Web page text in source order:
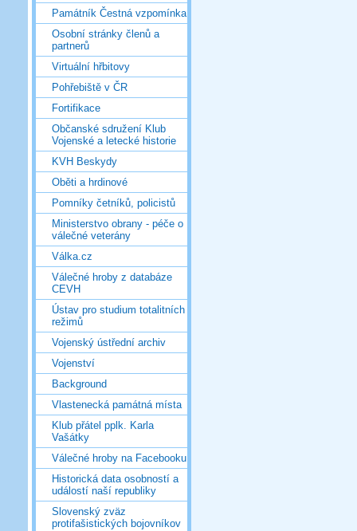
Památník Čestná vzpomínka
Osobní stránky členů a
partnerů
Virtuální hřbitovy
Pohřebiště v ČR
Fortifikace
Občanské sdružení Klub
Vojenské a letecké historie
KVH Beskydy
Oběti a hrdinové
Pomníky četníků, policistů
Ministerstvo obrany - péče o
válečné veterány
Válka.cz
Válečné hroby z databáze
CEVH
Ústav pro studium totalitních
režimů
Vojenský ústřední archiv
Vojenství
Background
Vlastenecká památná místa
Klub přátel pplk. Karla
Vašátky
Válečné hroby na Facebooku
Historická data osobností a
událostí naší republiky
Slovenský zväz
protifašistických bojovníkov